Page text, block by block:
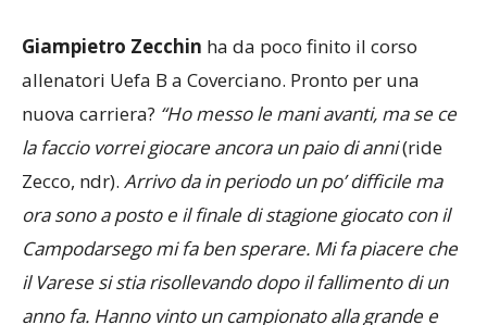
Giampietro Zecchin ha da poco finito il corso
allenatori Uefa B a Coverciano. Pronto per una
nuova carriera? “Ho messo le mani avanti, ma se ce
la faccio vorrei giocare ancora un paio di anni(ride
Zecco, ndr). Arrivo da in periodo un po’ difficile ma
ora sono a posto e il finale di stagione giocato con il
Campodarsego mi fa ben sperare. Mi fa piacere che
il Varese si stia risollevando dopo il fallimento di un
anno fa. Hanno vinto un campionato alla grande e